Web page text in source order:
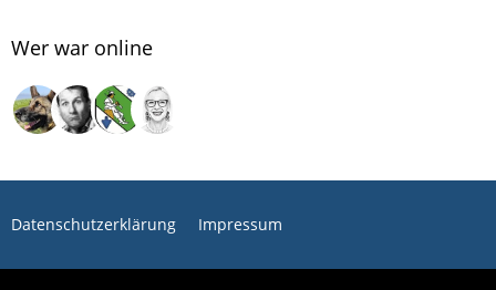
Wer war online
Datenschutzerklärung Impressum